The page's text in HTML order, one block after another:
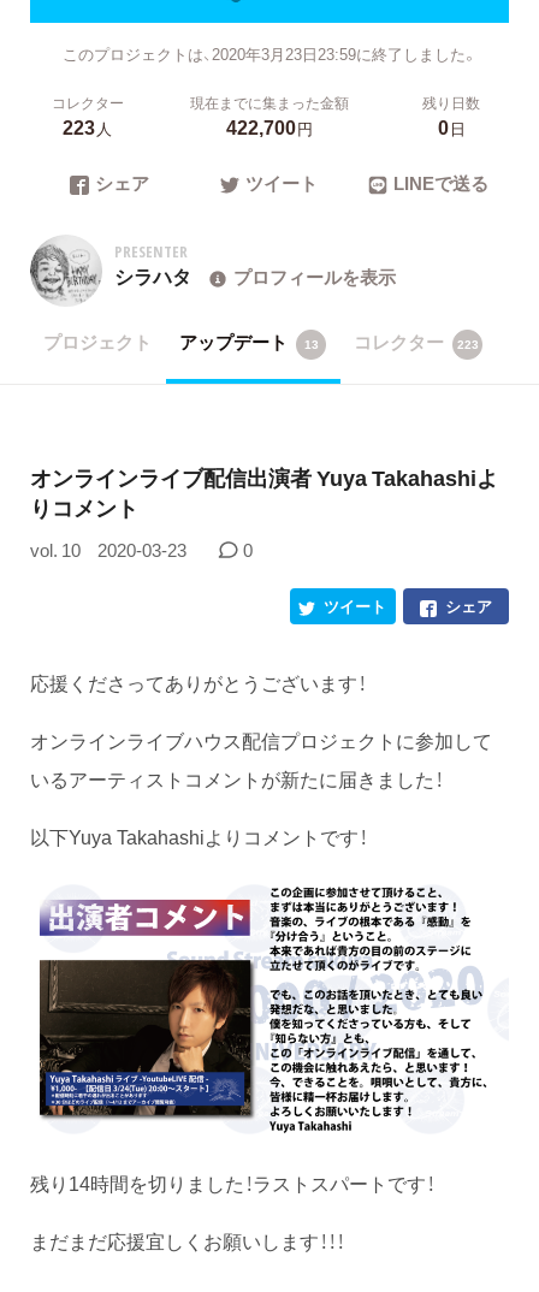
このプロジェクトは、2020年3月23日23:59に終了しました。
コレクター
223人
現在までに集まった金額
422,700円
残り日数
0日
シェア ツイート LINEで送る
PRESENTER
シラハタ プロフィールを表示
プロジェクト アップデート 13 コレクター 223
オンラインライブ配信出演者 Yuya Takahashiよ
りコメント
vol. 10 2020-03-23 0
シェア
ツイート
応援くださってありがとうございます！
オンラインライブハウス配信プロジェクトに参加して
いるアーティストコメントが新たに届きました！
以下Yuya Takahashiよりコメントです！
残り14時間を切りました！ラストスパートです！
まだまだ応援宜しくお願いします！！！